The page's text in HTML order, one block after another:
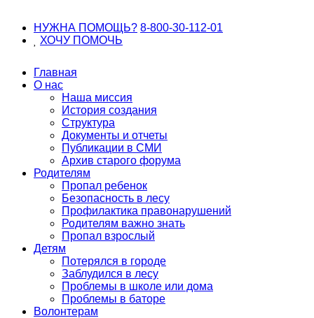
НУЖНА ПОМОЩЬ? 8-800-30-112-01
ХОЧУ ПОМОЧЬ
Главная
О нас
Наша миссия
История создания
Структура
Документы и отчеты
Публикации в СМИ
Архив старого форума
Родителям
Пропал ребенок
Безопасность в лесу
Профилактика правонарушений
Родителям важно знать
Пропал взрослый
Детям
Потерялся в городе
Заблудился в лесу
Проблемы в школе или дома
Проблемы в баторе
Волонтерам